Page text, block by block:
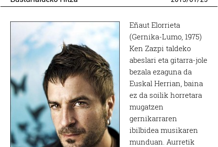
Eñaut Elorrieta
(Gernika-Lumo, 1975)
Ken Zazpi taldeko
abeslari eta gitarra-jole
bezala ezaguna da
Euskal Herrian, baina
ez da soilik horretara
mugatzen
gernikarraren
ibilbidea musikaren
munduan. Aurretik